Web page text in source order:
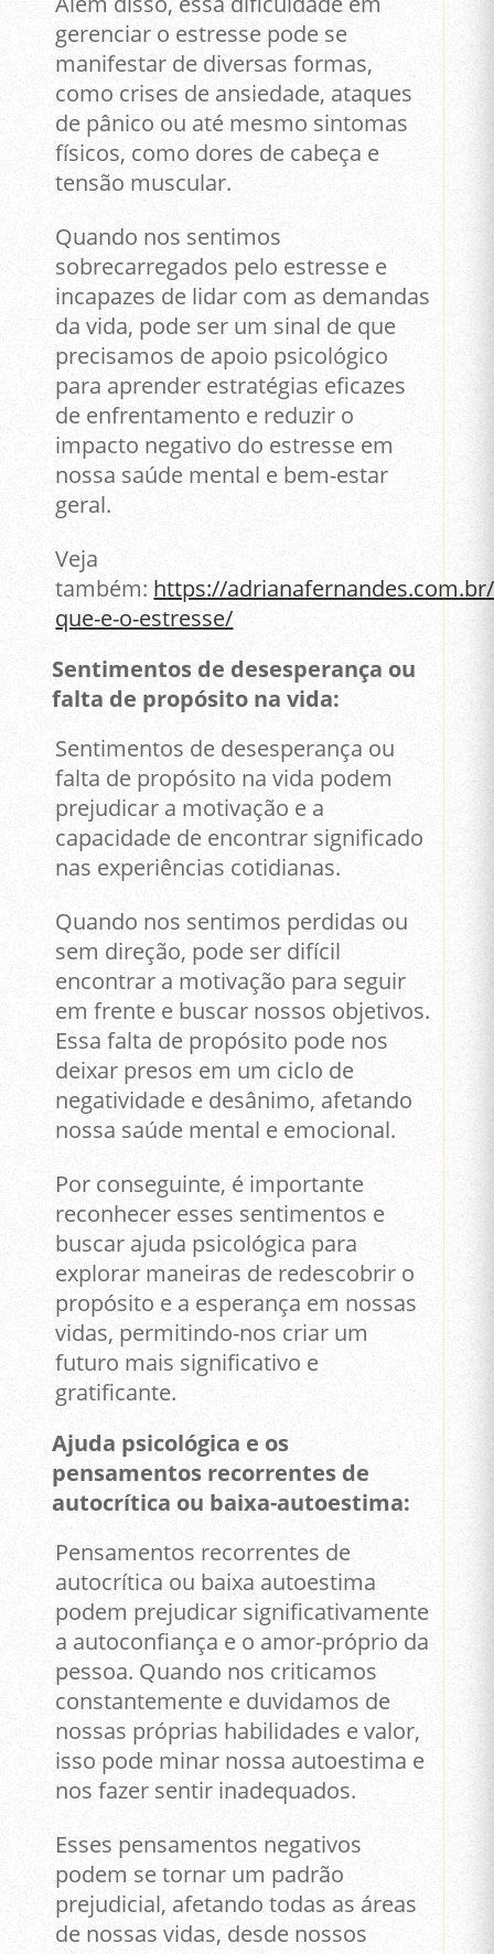
gerenciar o estresse pode se
manifestar de diversas formas,
como crises de ansiedade, ataques
de pânico ou até mesmo sintomas
físicos, como dores de cabeça e
tensão muscular.
Quando nos sentimos
sobrecarregados pelo estresse e
incapazes de lidar com as demandas
da vida, pode ser um sinal de que
precisamos de apoio psicológico
para aprender estratégias eficazes
de enfrentamento e reduzir o
impacto negativo do estresse em
nossa saúde mental e bem-estar
geral.
Veja
também: https://
que-e-o-estresse/
Sentimentos de desesperança ou
falta de propósito na vida:
Sentimentos de desesperança ou
falta de propósito na vida podem
prejudicar a motivação e a
capacidade de encontrar significado
nas experiências cotidianas.
Quando nos sentimos perdidas ou
sem direção, pode ser difícil
encontrar a motivação para seguir
em frente e buscar nossos objetivos.
Essa falta de propósito pode nos
deixar presos em um ciclo de
negatividade e desânimo, afetando
nossa saúde mental e emocional.
Por conseguinte, é importante
reconhecer esses sentimentos e
buscar ajuda psicológica para
explorar maneiras de redescobrir o
propósito e a esperança em nossas
vidas, permitindo-nos criar um
futuro mais significativo e
gratificante.
Ajuda psicológica e os
pensamentos recorrentes de
autocrítica ou baixa-autoestima:
Pensamentos recorrentes de
autocrítica ou baixa autoestima
podem prejudicar significativamente
a autoconfiança e o amor-próprio da
pessoa. Quando nos criticamos
constantemente e duvidamos de
nossas próprias habilidades e valor,
isso pode minar nossa autoestima e
nos fazer sentir inadequados.
Esses pensamentos negativos
podem se tornar um padrão
prejudicial, afetando todas as áreas
de nossas vidas, desde nossos